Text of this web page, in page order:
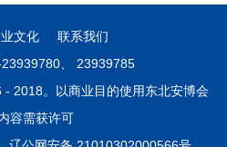
文化
联系我们
、 23939785
2018。以商业目的使用东北安博会
容需获许可